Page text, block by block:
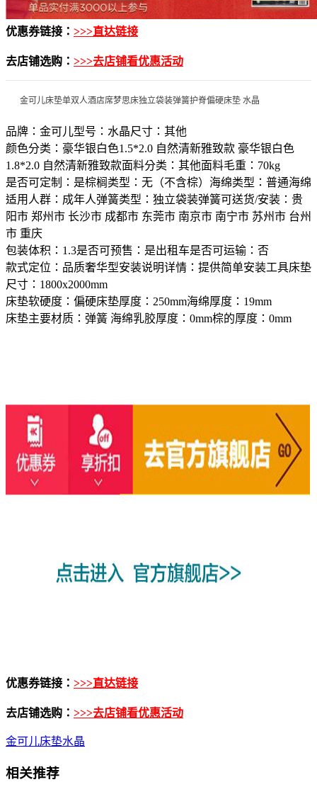
优惠券链接： >>>直达链接
去店铺选购： >>>去店铺看优惠活动
金可儿床垫单双人酒店席梦思床独立袋装弹簧护脊偏硬床垫 水晶
品牌：金可儿型号：水晶尺寸：其他
颜色分类：豪华银白色1.5*2.0 自然清新雅致款 豪华银白色
1.8*2.0 自然清新雅致款面料分类：其他面料毛重：70kg
是否可定制：是棕榈类型：无（不含棕）海绵类型：普通海绵
适用人群：成年人弹簧类型：独立袋装弹簧可送货/安装：贵
阳市 郑州市 长沙市 成都市 东莞市 南京市 南宁市 苏州市 台州
市 重庆
包装体积：1.3是否可预售：是出租车是否可运输：否
款式定位：品质奢华型安装说明详情：提供简单安装工具床垫
尺寸：1800x2000mm
床垫软硬度：偏硬床垫厚度：250mm海绵厚度：19mm
床垫主要材质：弹簧 海绵乳胶厚度：0mm棕的厚度：0mm
优惠券链接： >>>直达链接
去店铺选购： >>>去店铺看优惠活动
金可儿床垫水晶
相关推荐